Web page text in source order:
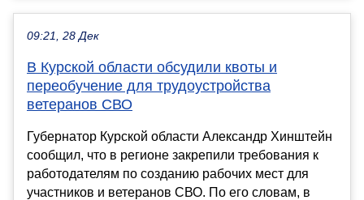
09:21, 28 Дек
В Курской области обсудили квоты и
переобучение для трудоустройства
ветеранов СВО
Губернатор Курской области Александр Хинштейн
сообщил, что в регионе закрепили требования к
работодателям по созданию рабочих мест для
участников и ветеранов СВО. По его словам, в